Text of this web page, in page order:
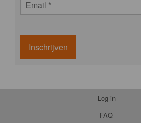
Inschrijven
Log in
FAQ